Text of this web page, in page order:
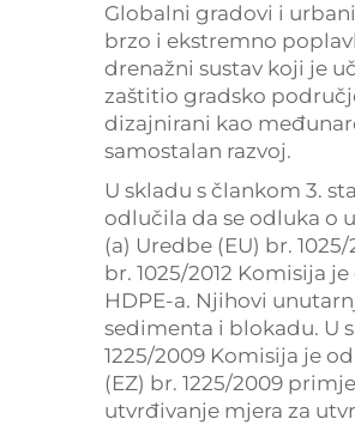
Globalni gradovi i
brzo i ekstremno
drenažni sustav koji je
zaštitio gradsko
dizajnirani kao
samostalan razvoj.
U skladu s člankom 3.
odlučila da se odluka o
(a) Uredbe (EU) br.
br. 1025/2012 Komisija
HDPE-a. Njihovi
sedimenta i blokadu. U
1225/2009 Komisija je
(EZ) br. 1225/2009
utvrđivanje mjera za